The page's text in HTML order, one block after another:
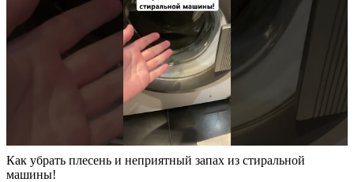
Как убрать плесень и неприятный запах из стиральной
машины!